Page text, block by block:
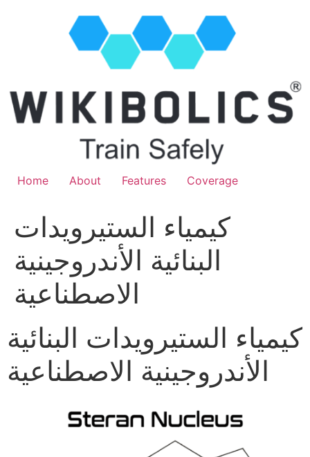
Home About Features Coverage
كيمياء الستيرويدات
البنائية الأندروجينية
الاصطناعية
كيمياء الستيرويدات البنائية
الأندروجينية الاصطناعية